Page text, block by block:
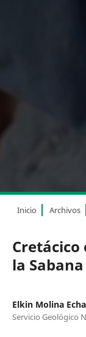
Inicio Archivos
la
Elkin Molina
Servicio Geológico